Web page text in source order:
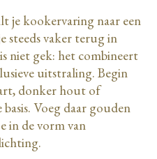
je kookervaring naar een
steeds vaker terug in
niet gek: het combineert
uitstraling. Begin
donker hout of
Voeg daar gouden
in de vorm van